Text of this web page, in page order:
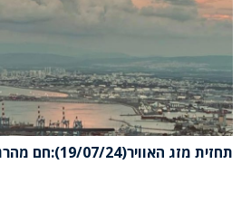
תחזית מזג האוויר(19/07/24):חם מהרגיל לעונה